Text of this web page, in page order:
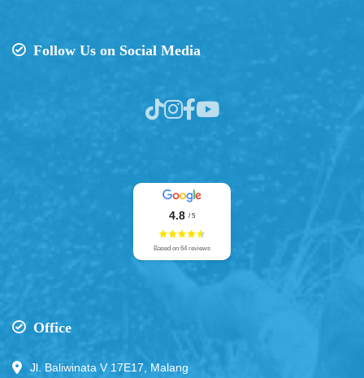
Follow Us on Social Media
4.8 / 5
Based on 64 reviews
Office
Jl. Baliwinata V 17E17, Malang